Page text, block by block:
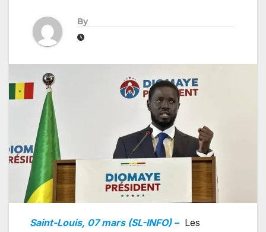
By
Saint-Louis, 07 mars (SL-INFO) – Les